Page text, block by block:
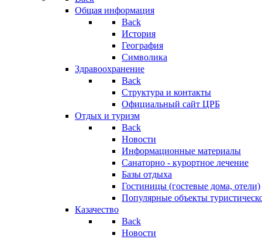
Общая информация
Back
История
География
Символика
Здравоохранение
Back
Структура и контакты
Официальный сайт ЦРБ
Отдых и туризм
Back
Новости
Информационные материалы
Санаторно - курортное лечение
Базы отдыха
Гостиницы (гостевые дома, отели)
Популярные объекты
Казачество
Back
Новости